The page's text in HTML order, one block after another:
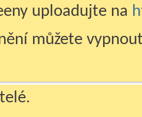
uploadujte na
můžete